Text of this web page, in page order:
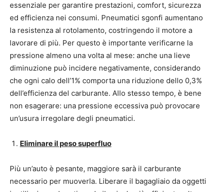
essenziale per garantire prestazioni, comfort, sicurezza
ed efficienza nei consumi. Pneumatici sgonfi aumentano
la resistenza al rotolamento, costringendo il motore a
lavorare di più. Per questo è importante verificarne la
pressione almeno una volta al mese: anche una lieve
diminuzione può incidere negativamente, considerando
che ogni calo dell’1% comporta una riduzione dello 0,3%
dell’efficienza del carburante. Allo stesso tempo, è bene
non esagerare: una pressione eccessiva può provocare
un’usura irregolare degli pneumatici.
Eliminare il peso superfluo
Più un’auto è pesante, maggiore sarà il carburante
necessario per muoverla. Liberare il bagagliaio da oggetti